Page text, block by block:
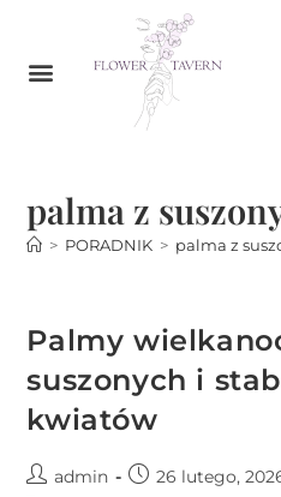
palma z
> PORADNIK > palma z
Palmy
suszonych i
kwiatów
admin
26 lutego,